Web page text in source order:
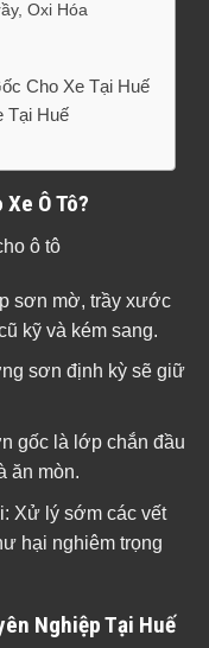
Oxi Hóa
Cho Xe Tại Huế
Tại Huế
Ô Tô?
sơn mờ, trầy xước
kỹ và kém sang.
sơn định kỳ sẽ giữ
gốc là lớp chắn đầu
ăn mòn.
Xử lý sớm các vết
hại nghiêm trọng
Nghiệp Tại Huế